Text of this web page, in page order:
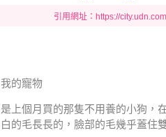
引用網址：https://
我的寵物
是上個月買的那隻不用養的小狗，
白的毛長長的，臉部的毛幾乎蓋住